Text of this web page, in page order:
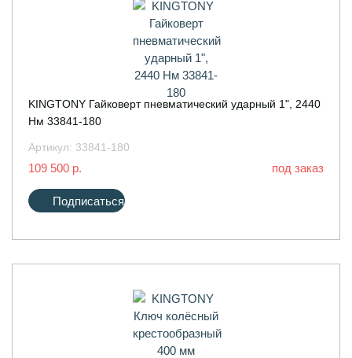
KINGTONY Гайковерт пневматический ударный 1", 2440
Нм 33841-180
Артикул: 33841-180
109 500 р. под заказ
Подписаться